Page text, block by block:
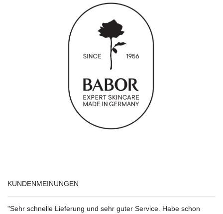
KUNDENMEINUNGEN
"Sehr schnelle Lieferung und sehr guter Service. Habe schon